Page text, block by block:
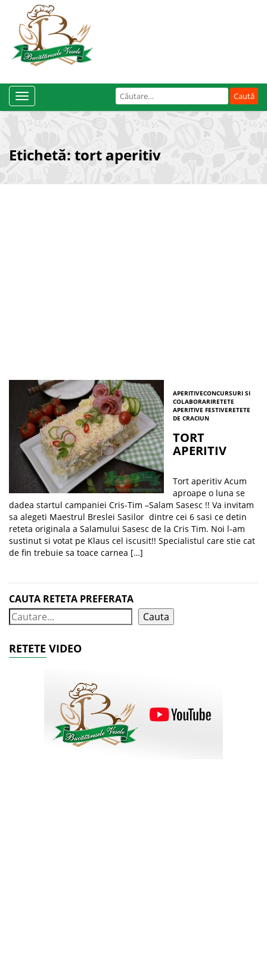
Caută
după:
Toggle
Navigation
Etichetă: tort aperitiv
APERITIVECONCURSURI SI
COLABORARIRETETE
APERITIVE FESTIVERETETE
DE CRACIUN
TORT
APERITIV
Tort aperitiv Acum
aproape o luna se
dadea startul campaniei Cris-Tim –Salam Sasesc !! Va invitam
sa alegeti Maestrul Breslei Sasilor dintre cei 6 sasi ce detin
reteta originala a Salamului Sasesc de la Cris Tim. Noi l-am
sustinut si votat pe Klaus cel iscusit!! Specialistul care stie cat
de fin trebuie sa toace carnea […]
CAUTA RETETA PREFERATA
Cauta
RETETE VIDEO